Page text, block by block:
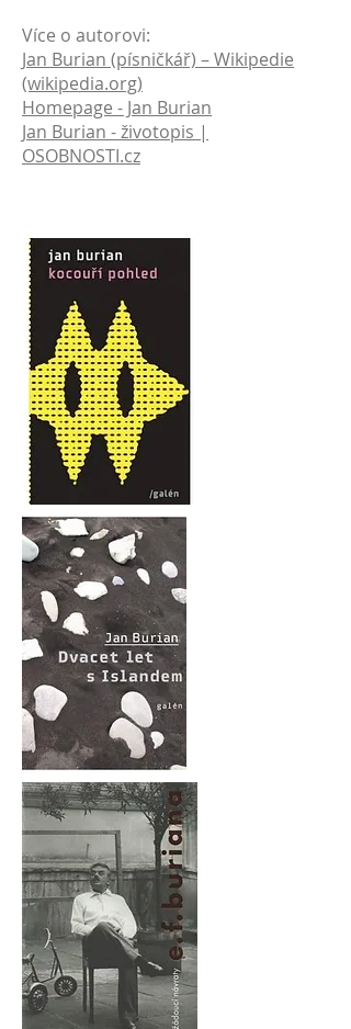
Více o autorovi:
Jan Burian (písničkář) – Wikipedie
(wikipedia.org)
Homepage - Jan Burian
Jan Burian - životopis |
OSOBNOSTI.cz